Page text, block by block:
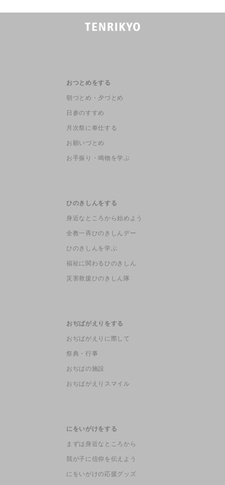
おつとめをする
朝づとめ・夕づとめ
日参のすすめ
月次祭に奉仕する
お願いづとめ
お手振り・鳴物を学ぶ
ひのきしんをする
身近なところから始めよう
全教一斉ひのきしんデー
ひのきしんを学ぶ
福祉に関わるひのきしん
災害救援ひのきしん隊
おぢばがえりをする
おぢばがえりに際して
祭典・行事
おぢばの施設
おぢばがえりスマイル
にをいがけをする
まずは身近なところから
我が子に信仰を伝えよう
にをいがけの応援グッズ